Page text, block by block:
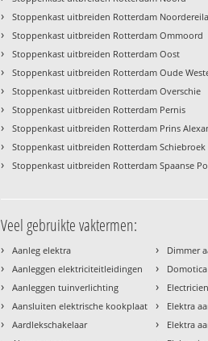
› Stoppenkast uitbreiden Rotterdam
› Stoppenkast uitbreiden Rotterdam Ommoord
› Stoppenkast uitbreiden Rotterdam Oost
› Stoppenkast uitbreiden Rotterdam Oude
› Stoppenkast uitbreiden Rotterdam Overschie
› Stoppenkast uitbreiden Rotterdam Pernis
› Stoppenkast uitbreiden Rotterdam Prins
› Stoppenkast uitbreiden Rotterdam Schiebroek
› Stoppenkast uitbreiden Rotterdam Spaanse
Veel gebruikte vaktermen:
› Aanleg elektra
› Aanleggen elektriciteitleidingen
› Aanleggen tuinverlichting
› Aansluiten elektrische kookplaat
› Aardlekschakelaar
› Dimmer
› Domotica
› Electricien
› Elektra
› Elektra